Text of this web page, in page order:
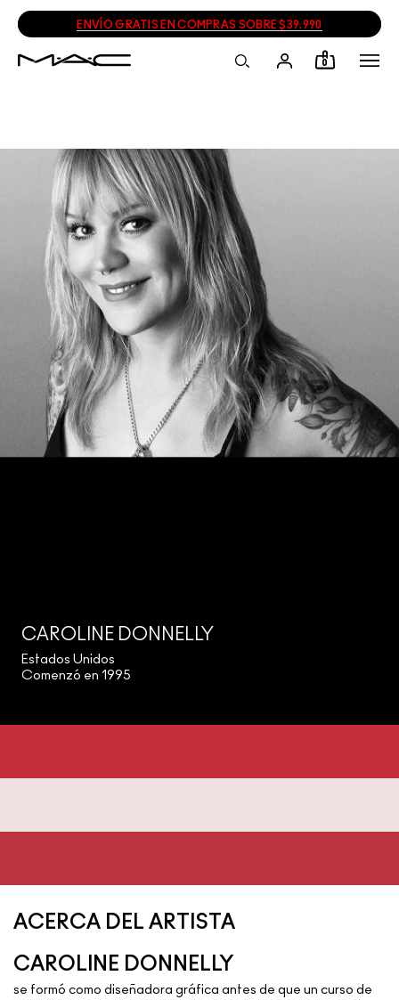
ENVÍO GRATIS EN COMPRAS SOBRE $39.990
0
CAROLINE DONNELLY
Estados Unidos
Comenzó en 1995
ACERCA DEL ARTISTA
CAROLINE DONNELLY
se formó como diseñadora gráfica antes de que un curso de